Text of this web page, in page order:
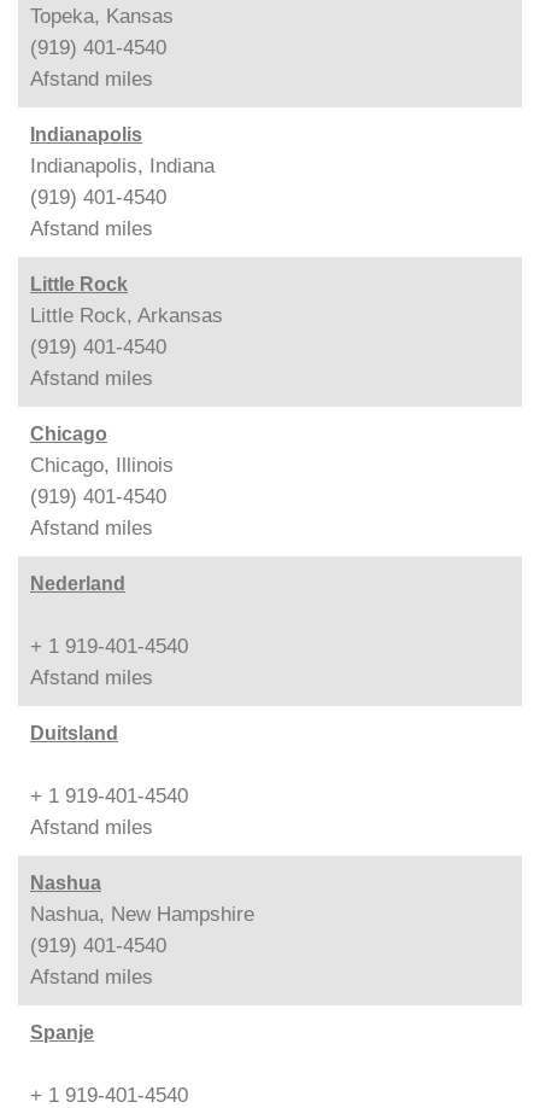
Topeka, Kansas
(919) 401-4540
Afstand miles
Indianapolis
Indianapolis, Indiana
(919) 401-4540
Afstand miles
Little Rock
Little Rock, Arkansas
(919) 401-4540
Afstand miles
Chicago
Chicago, Illinois
(919) 401-4540
Afstand miles
Nederland
+ 1 919-401-4540
Afstand miles
Duitsland
+ 1 919-401-4540
Afstand miles
Nashua
Nashua, New Hampshire
(919) 401-4540
Afstand miles
Spanje
+ 1 919-401-4540